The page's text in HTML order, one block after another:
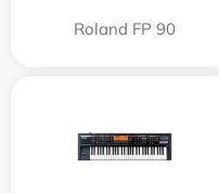
Roland FP 90